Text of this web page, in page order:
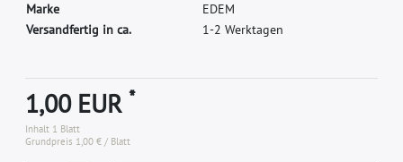
Marke EDEM
Versandfertig in ca.
1-2 Werktagen
1,00 EUR*
Inhalt 1 Blatt
Grundpreis 1,00 € / Blatt